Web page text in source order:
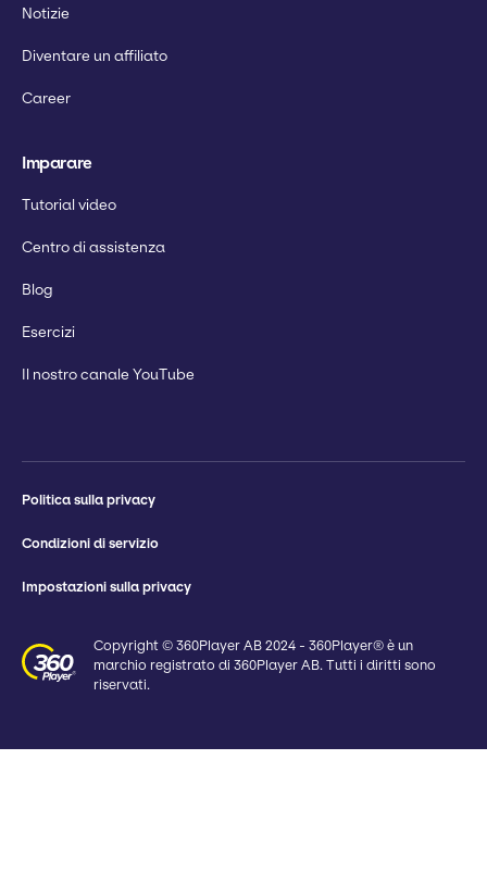
Notizie
Diventare un affiliato
Career
Imparare
Tutorial video
Centro di assistenza
Blog
Esercizi
Il nostro canale YouTube
Politica sulla privacy
Condizioni di servizio
Impostazioni sulla privacy
Copyright © 360Player AB 2024 - 360Player® è un
marchio registrato di 360Player AB. Tutti i diritti sono
riservati.